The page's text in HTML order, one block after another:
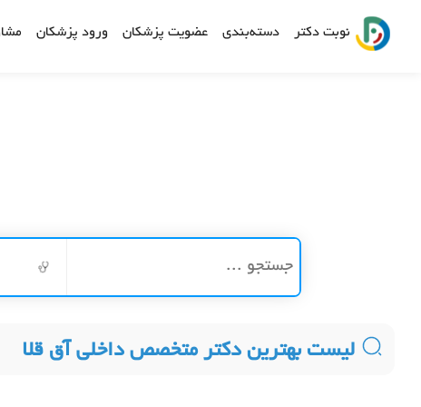
نوبت دکتر دسته‌بندی عضویت پزشکان ورود پزشکان
لیست بهترین دکتر متخصص داخلی آق قلا